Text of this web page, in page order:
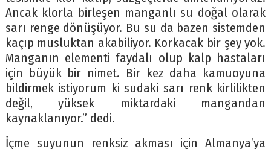
Ancak klorla birleşen manganlı su doğal olarak
sarı renge dönüşüyor. Bu su da bazen sistemden
kaçıp musluktan akabiliyor. Korkacak bir şey yok.
Manganın elementi faydalı olup kalp hastaları
için büyük bir nimet. Bir kez daha kamuoyuna
bildirmek istiyorum ki sudaki sarı renk kirlilikten
değil, yüksek miktardaki mangandan
kaynaklanıyor.” dedi.
İçme suyunun renksiz akması için Almanya’ya